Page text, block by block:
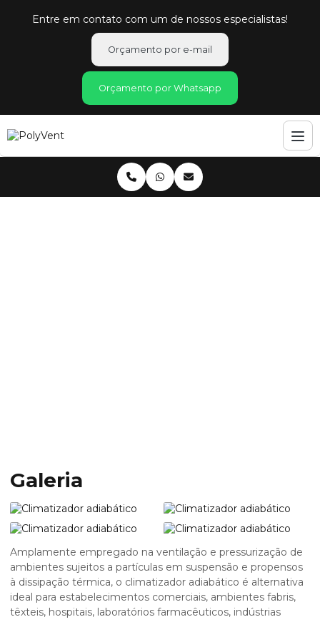
Entre em contato com um de nossos especialistas!
Orçamento por e-mail
Orçamento por Whatsapp
Galeria
Amplamente empregado na ventilação e pressurização de
ambientes sujeitos a partículas em suspensão e propensos
à dissipação térmica, o climatizador adiabático é alternativa
ideal para estabelecimentos comerciais, ambientes fabris,
têxteis, hospitais, laboratórios farmacêuticos, indústrias